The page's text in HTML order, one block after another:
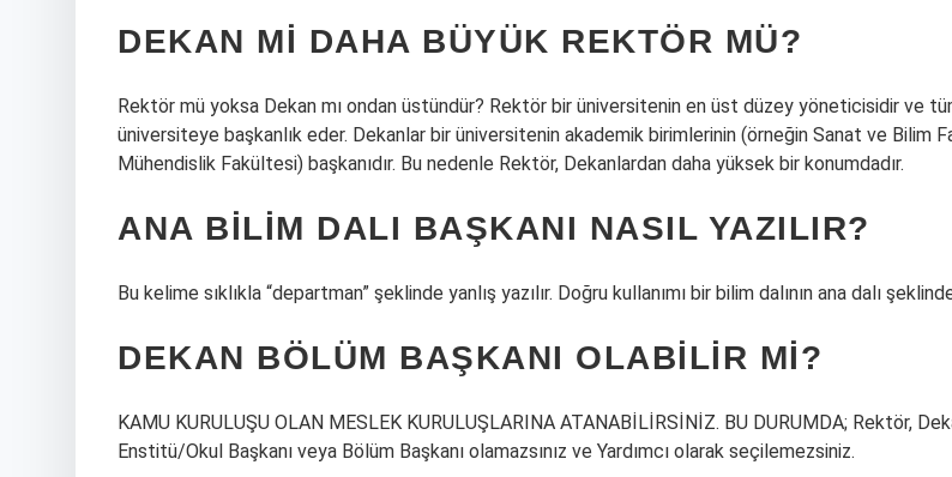
DEKAN MI DAHA BÜYÜK REKTÖR MÜ?
Rektör mü yoksa Dekan mı ondan üstündür? Rektör bir üniversitenin en üst düzey yöneticisidir ve
üniversiteye başkanlık eder. Dekanlar bir üniversitenin akademik birimlerinin (örneğin Sanat ve Bilim
Mühendislik Fakültesi) başkanıdır. Bu nedenle Rektör, Dekanlardan daha yüksek bir konumdadır.
ANA BILIM DALI BAŞKANI NASIL YAZILIR?
Bu kelime sıklıkla “departman” şeklinde yanlış yazılır. Doğru kullanımı bir bilim dalının ana dalı
DEKAN BÖLÜM BAŞKANI OLABILIR MI?
KAMU KURULUŞU OLAN MESLEK KURULUŞLARINA ATANABİLİRSİNİZ. BU DURUMDA; Rektör,
Enstitü/Okul Başkanı veya Bölüm Başkanı olamazsınız ve Yardımcı olarak seçilemezsiniz.